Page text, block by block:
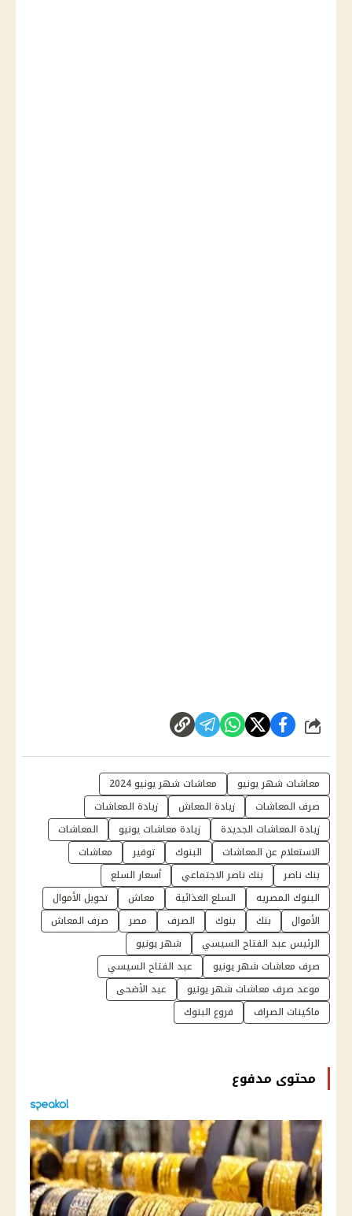
شارك
معاشات شهر يونيو
معاشات شهر يونيو 2024
صرف المعاشات
زيادة المعاش
زيادة المعاشات
زيادة المعاشات الجديدة
زيادة معاشات يونيو
المعاشات
الاستعلام عن المعاشات
البنوك توفير
معاشات
بنك ناصر
بنك ناصر الاجتماعي
أسعار السلع
البنوك المصريه
السلع الغذائية معاش
تحويل الأموال
الأموال
بنك بنوك الصرف مصر
صرف المعاش
الرئيس عبد الفتاح السيسي
شهر يونيو
صرف معاشات شهر يونيو
عبد الفتاح السيسي
موعد صرف معاشات شهر يونيو
عيد الأضحى
ماكينات الصراف
فروع البنوك
محتوى مدفوع